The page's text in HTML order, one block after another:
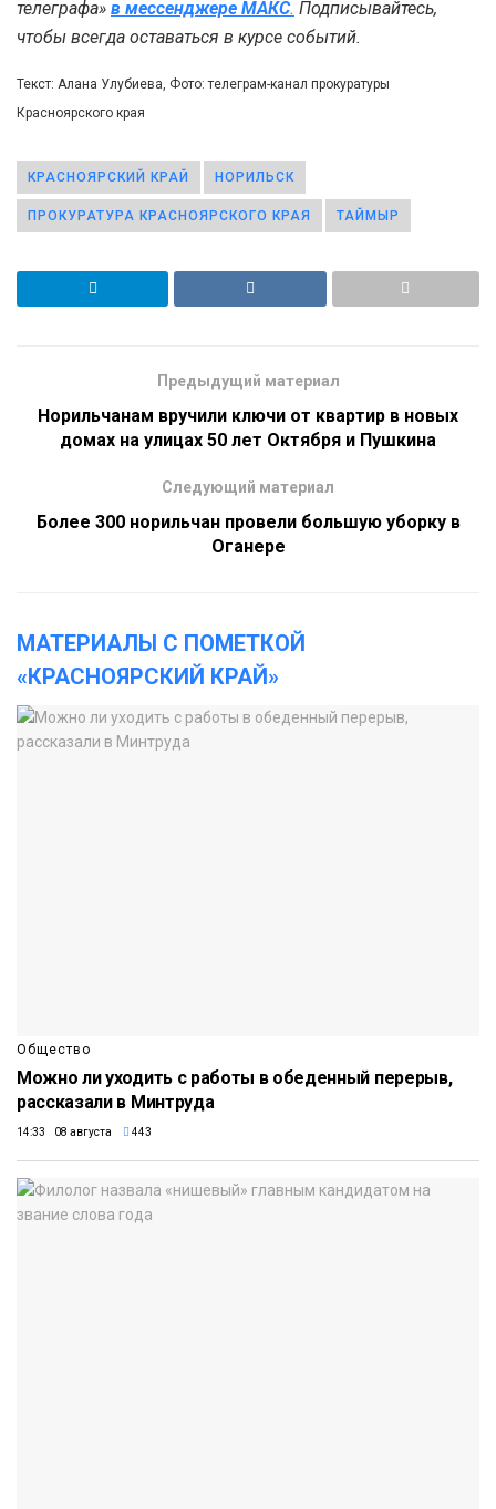
телеграфа» в мессенджере MAКС. Подписывайтесь,
чтобы всегда оставаться в курсе событий.
Текст: Алана Улубиева, Фото: телеграм-канал прокуратуры
Красноярского края
КРАСНОЯРСКИЙ КРАЙ НОРИЛЬСК
ПРОКУРАТУРА КРАСНОЯРСКОГО КРАЯ ТАЙМЫР
Предыдущий материал
Норильчанам вручили ключи от квартир в новых
домах на улицах 50 лет Октября и Пушкина
Следующий материал
Более 300 норильчан провели большую уборку в
Оганере
МАТЕРИАЛЫ С ПОМЕТКОЙ
«КРАСНОЯРСКИЙ КРАЙ»
Общество
Можно ли уходить с работы в обеденный перерыв,
рассказали в Минтруда
14:33 08 августа 443